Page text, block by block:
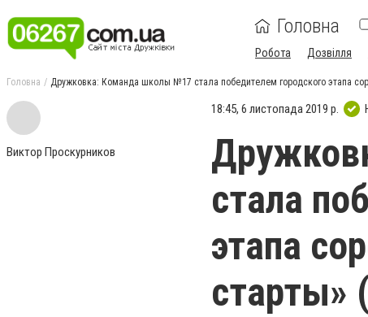
Головна
Робота Дозвілля
Головна Дружковка: Команда школы №17 стала победителем городского этапа
Виктор Проскурников
18:45, 6 листопада 2019 р.
стала
этапа